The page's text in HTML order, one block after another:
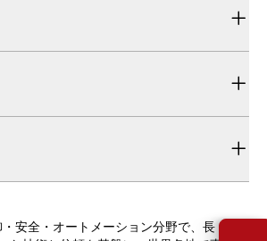
安全・オートメーション分野で、長